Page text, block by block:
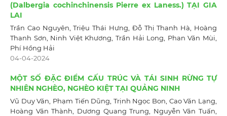
(Dalbergia cochinchinensis Pierre ex Laness.) TẠI GIA
LAI
Trần Cao Nguyên, Triệu Thái Hưng, Đỗ Thị Thanh Hà, Hoàng
Thanh Sơn, Ninh Việt Khương, Trần Hải Long, Phan Văn Mùi,
Phí Hồng Hải
04-04-2024
MỘT SỐ ĐẶC ĐIỂM CẤU TRÚC VÀ TÁI SINH RỪNG TỰ
NHIÊN NGHÈO, NGHÈO KIỆT TẠI QUẢNG NINH
Vũ Duy Văn, Phạm Tiến Dũng, Trịnh Ngọc Bon, Cao Văn Lạng,
Hoàng Văn Thành, Dương Quang Trung, Nguyễn Văn Tuấn,